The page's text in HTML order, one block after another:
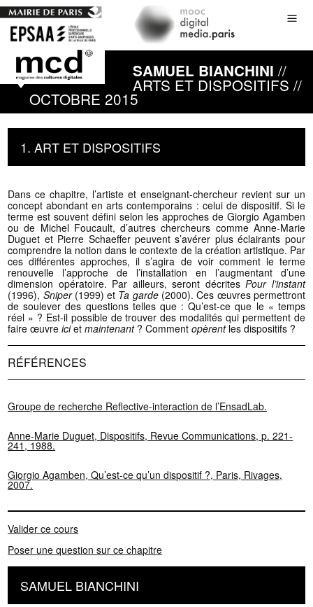
SAMUEL BIANCHINI //
ARTS ET DISPOSITIFS //
OCTOBRE 2015
1. ART ET DISPOSITIFS
Dans ce chapitre, l’artiste et enseignant-chercheur revient sur un
concept abondant en arts contemporains : celui de dispositif. Si le
terme est souvent défini selon les approches de Giorgio Agamben
ou de Michel Foucault, d’autres chercheurs comme Anne-Marie
Duguet et Pierre Schaeffer peuvent s’avérer plus éclairants pour
comprendre la notion dans le contexte de la création artistique. Par
ces différentes approches, il s’agira de voir comment le terme
renouvelle l’approche de l’installation en l’augmentant d’une
dimension opératoire. Par ailleurs, seront décritesPour l’instant
(1996), Sniper(1999) et Ta garde(2000). Ces œuvres permettront
de soulever des questions telles que : Qu’est-ce que le « temps
réel » ? Est-il possible de trouver des modalités qui permettent de
faire œuvreicietmaintenant? Commentopèrentles dispositifs ?
RÉFÉRENCES
Groupe de recherche Reflective-interaction de l’EnsadLab.
Anne-Marie Duguet, Dispositifs, Revue Communications, p. 221-
241, 1988.
Giorgio Agamben, Qu’est-ce qu’un dispositif ?, Paris, Rivages,
2007.
Valider ce cours
Poser une question sur ce chapitre
SAMUEL BIANCHINI